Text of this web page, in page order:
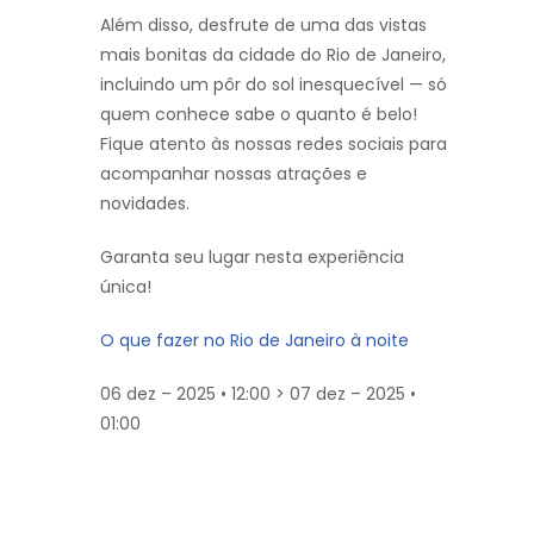
Além disso, desfrute de uma das vistas
mais bonitas da cidade do Rio de Janeiro,
incluindo um pôr do sol inesquecível — só
quem conhece sabe o quanto é belo!
Fique atento às nossas redes sociais para
acompanhar nossas atrações e
novidades.
Garanta seu lugar nesta experiência
única!
O que fazer no Rio de Janeiro à noite
06 dez – 2025 • 12:00 > 07 dez – 2025 •
01:00